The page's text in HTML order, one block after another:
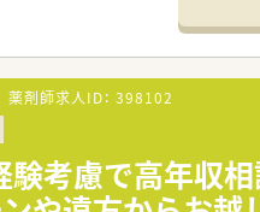
ま温泉駅より徒歩10分！県
数は1日あたり30枚ほどと
していきたい方におススメ
ップサポートあり！ ／
積極的に実施しています。2
みたい方にもおススメです
はこんな方にオススメ ／
薬剤師求人ID： 398102
験考慮で高年収